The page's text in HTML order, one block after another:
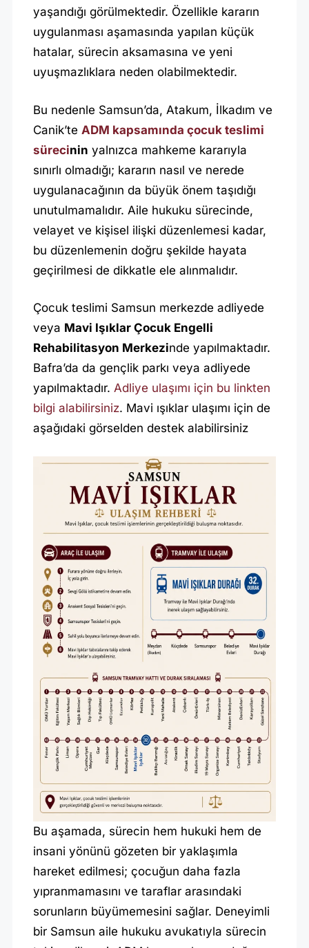
yaşandığı görülmektedir. Özellikle kararın
uygulanması aşamasında yapılan küçük
hatalar, sürecin aksamasına ve yeni
uyuşmazlıklara neden olabilmektedir.
Bu nedenle Samsun’da, Atakum, İlkadım ve
Canik’te ADM kapsamında çocuk teslimi
sürecinin yalnızca mahkeme kararıyla
sınırlı olmadığı; kararın nasıl ve nerede
uygulanacağının da büyük önem taşıdığı
unutulmamalıdır. Aile hukuku sürecinde,
velayet ve kişisel ilişki düzenlemesi kadar,
bu düzenlemenin doğru şekilde hayata
geçirilmesi de dikkatle ele alınmalıdır.
Çocuk teslimi Samsun merkezde adliyede
veya Mavi Işıklar Çocuk Engelli
Rehabilitasyon Merkezinde yapılmaktadır.
Bafra’da da gençlik parkı veya adliyede
yapılmaktadır. Adliye ulaşımı için bu linkten
bilgi alabilirsiniz. Mavi ışıklar ulaşımı için de
aşağıdaki görselden destek alabilirsiniz
Bu aşamada, sürecin hem hukuki hem de
insani yönünü gözeten bir yaklaşımla
hareket edilmesi; çocuğun daha fazla
yıpranmamasını ve taraflar arasındaki
sorunların büyümemesini sağlar. Deneyimli
bir Samsun aile hukuku avukatıyla sürecin